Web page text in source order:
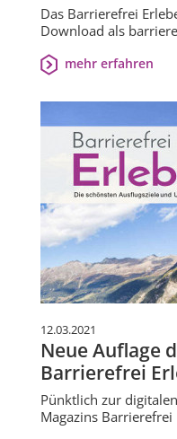
Das Barrierefrei
Download als
mehr erfahren
12.03.2021
Neue Auflage
Barrierefrei
Pünktlich zur
Magazins